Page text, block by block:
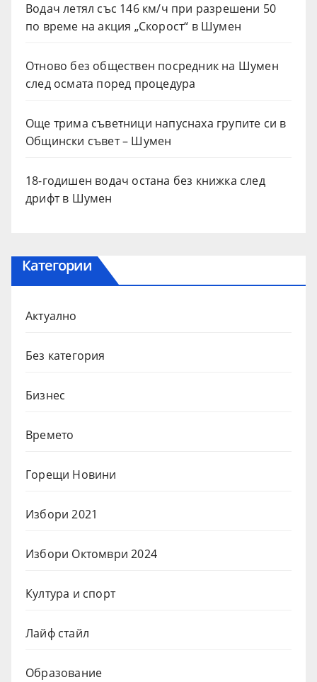
Водач летял със 146 км/ч при разрешени 50
по време на акция „Скорост“ в Шумен
Отново без обществен посредник на Шумен
след осмата поред процедура
Още трима съветници напуснаха групите си в
Общински съвет – Шумен
18-годишен водач остана без книжка след
дрифт в Шумен
Категории
Актуално
Без категория
Бизнес
Времето
Горещи Новини
Избори 2021
Избори Октомври 2024
Култура и спорт
Лайф стайл
Образование